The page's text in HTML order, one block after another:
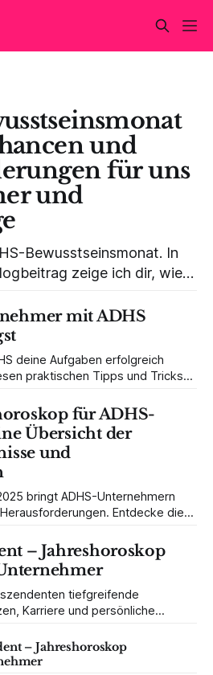
und
für uns
und
Bewusstseinsmonat. In
zeige ich dir, wie
und Selbständige
als auch Chance sein
wie wir aus ADHS unsere
mit ADHS
deine Aufgaben erfolgreich
praktischen Tipps und Tricks
baust Stress ab und schaffst
dir hier Lösungen für mehr
Alltag!
für ADHS-
Übersicht der
und
bringt ADHS-Unternehmern
Entdecke die
Saturns und
und die wichtigsten
Business. Strategien für mehr
– Jahreshoroskop
tiefgreifende
Karriere und persönliche
du als ADHS-Unternehmer diese
nutzen kannst.
– Jahreshoroskop